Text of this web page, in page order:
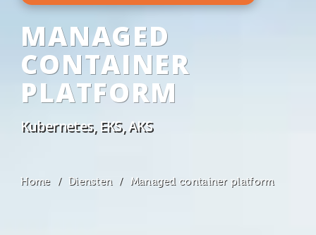
MANAGED
CONTAINER
PLATFORM
Kubernetes, EKS, AKS
Home Diensten Managed container platform